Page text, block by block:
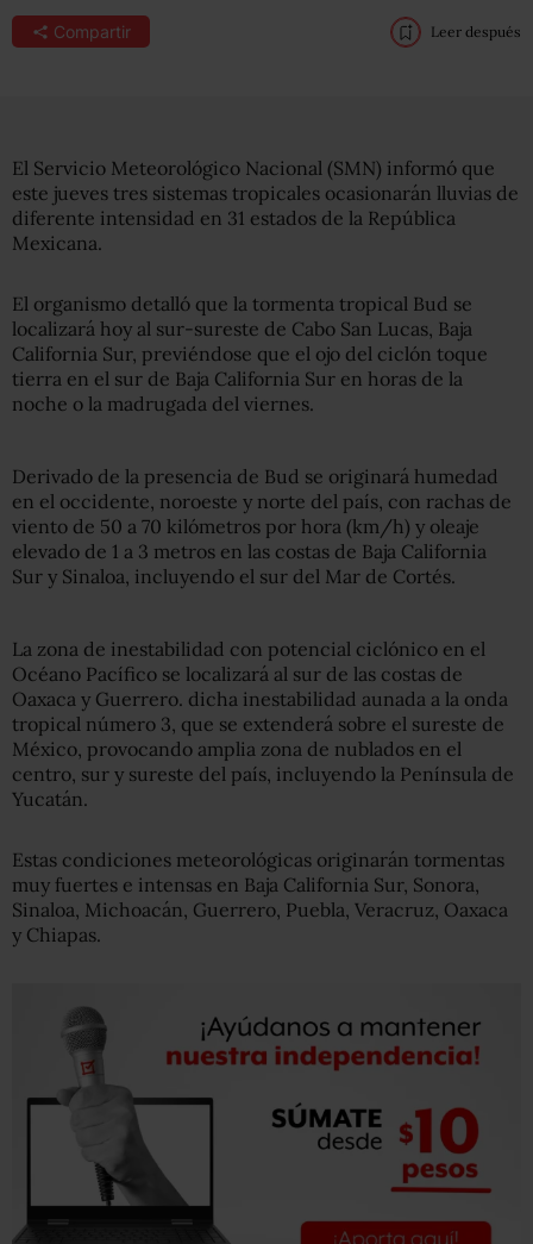
Compartir Leer después
El Servicio Meteorológico Nacional (SMN) informó que
este jueves tres sistemas tropicales ocasionarán lluvias de
diferente intensidad en 31 estados de la República
Mexicana.
El organismo detalló que la tormenta tropical Bud se
localizará hoy al sur-sureste de Cabo San Lucas, Baja
California Sur, previéndose que el ojo del ciclón toque
tierra en el sur de Baja California Sur en horas de la
noche o la madrugada del viernes.
Derivado de la presencia de Bud se originará humedad
en el occidente, noroeste y norte del país, con rachas de
viento de 50 a 70 kilómetros por hora (km/h) y oleaje
elevado de 1 a 3 metros en las costas de Baja California
Sur y Sinaloa, incluyendo el sur del Mar de Cortés.
La zona de inestabilidad con potencial ciclónico en el
Océano Pacífico se localizará al sur de las costas de
Oaxaca y Guerrero. dicha inestabilidad aunada a la onda
tropical número 3, que se extenderá sobre el sureste de
México, provocando amplia zona de nublados en el
centro, sur y sureste del país, incluyendo la Península de
Yucatán.
Estas condiciones meteorológicas originarán tormentas
muy fuertes e intensas en Baja California Sur, Sonora,
Sinaloa, Michoacán, Guerrero, Puebla, Veracruz, Oaxaca
y Chiapas.